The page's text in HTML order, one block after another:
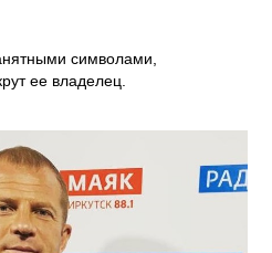
символами,
ее владелец.